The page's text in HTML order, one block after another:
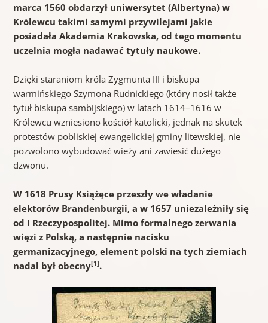
marca 1560 obdarzył uniwersytet (Albertyna) w
Królewcu takimi samymi przywilejami jakie
posiadała Akademia Krakowska, od tego momentu
uczelnia mogła nadawać tytuły naukowe.
Dzięki staraniom króla Zygmunta III i biskupa
warmińskiego Szymona Rudnickiego (który nosił także
tytuł biskupa sambijskiego) w latach 1614–1616 w
Królewcu wzniesiono kościół katolicki, jednak na skutek
protestów pobliskiej ewangelickiej gminy litewskiej, nie
pozwolono wybudować wieży ani zawiesić dużego
dzwonu.
W 1618 Prusy Książęce przeszły we władanie
elektorów Brandenburgii, a w 1657 uniezależniły się
od I Rzeczypospolitej. Mimo formalnego zerwania
więzi z Polską, a następnie nacisku
germanizacyjnego, element polski na tych ziemiach
nadal był obecny[1].